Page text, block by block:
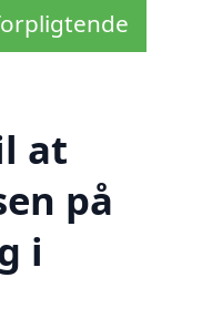
at
på
i